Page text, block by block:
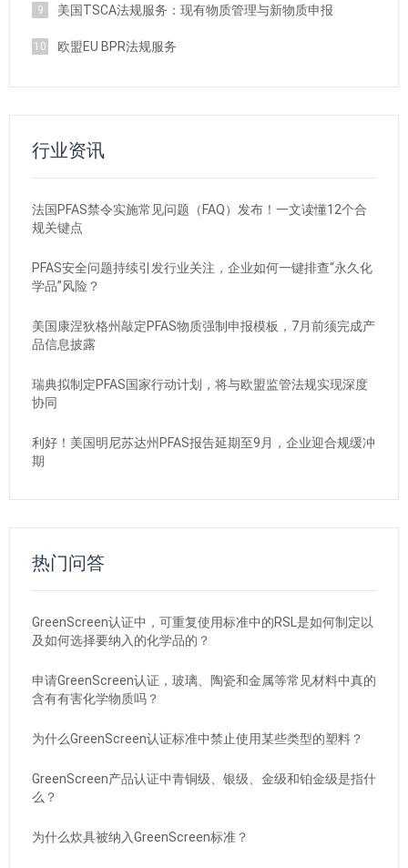
9 美国TSCA法规服务：现有物质管理与新物质申报
10 欧盟EU BPR法规服务
行业资讯
法国PFAS禁令实施常见问题（FAQ）发布！一文读懂12个合
规关键点
PFAS安全问题持续引发行业关注，企业如何一键排查“永久化
学品”风险？
美国康涅狄格州敲定PFAS物质强制申报模板，7月前须完成产
品信息披露
瑞典拟制定PFAS国家行动计划，将与欧盟监管法规实现深度
协同
利好！美国明尼苏达州PFAS报告延期至9月，企业迎合规缓冲
期
热门问答
GreenScreen认证中，可重复使用标准中的RSL是如何制定以
及如何选择要纳入的化学品的？
申请GreenScreen认证，玻璃、陶瓷和金属等常见材料中真的
含有有害化学物质吗？
为什么GreenScreen认证标准中禁止使用某些类型的塑料？
GreenScreen产品认证中青铜级、银级、金级和铂金级是指什
么？
为什么炊具被纳入GreenScreen标准？